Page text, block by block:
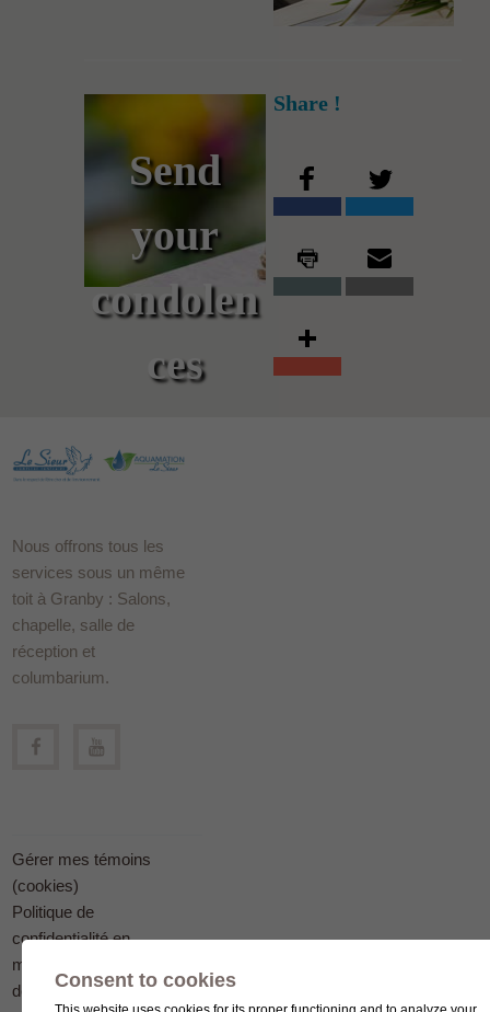
Send
your
condolen
ces
Share !
Nous offrons tous les
services sous un même
toit à Granby : Salons,
chapelle, salle de
réception et
columbarium.
Gérer mes témoins
(cookies)
Politique de
confidentialité en
matière
de protection des
Consent to cookies